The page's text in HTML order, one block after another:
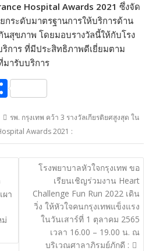
Hospital Awards 2021 ซึ่งจัด
กระดับมาตรฐานการให้บริการด้าน
สุขภาพ โดยมอบรางวัลนี้ให้กับโรง
การ ที่มีประสิทธิภาพดีเยี่ยมตาม
ารับบริการ
S
ar
e
รพ. กรุงเทพ คว้า 3 รางวัลเกียรติยศสูงสุด ใน
Awards 2021 :
ผา
โรงพยาบาลหัวใจกรุงเทพ ขอ
เรียนเชิญร่วมงาน Heart
Challenge Fun Run 2022 เดิน
วิ่ง ให้หัวใจคนกรุงเทพแข็งแรง
ในวันเสาร์ที่ 1 ตุลาคม 2565
เวลา 16.00 – 19.00 น. ณ
บริเวณศาลาภิรมย์ภักดี :